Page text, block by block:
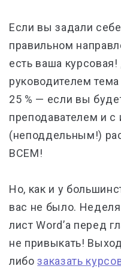
Если вы задали
правильном
есть ваша
руководителем тема
25 % — если вы
преподавателем и с
(неподдельным!)
ВСЕМ!
Но, как и у
вас не было.
лист Word’а перед
не привыкать!
либозаказать